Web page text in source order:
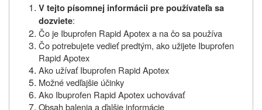
V tejto písomnej informácii pre používateľa sa
dozviete:
Čo je Ibuprofen Rapid Apotex a na čo sa používa
Čo potrebujete vedieť predtým, ako užijete Ibuprofen
Rapid Apotex
Ako užívať Ibuprofen Rapid Apotex
Možné vedľajšie účinky
Ako Ibuprofen Rapid Apotex uchovávať
Obsah balenia a ďalšie informácie